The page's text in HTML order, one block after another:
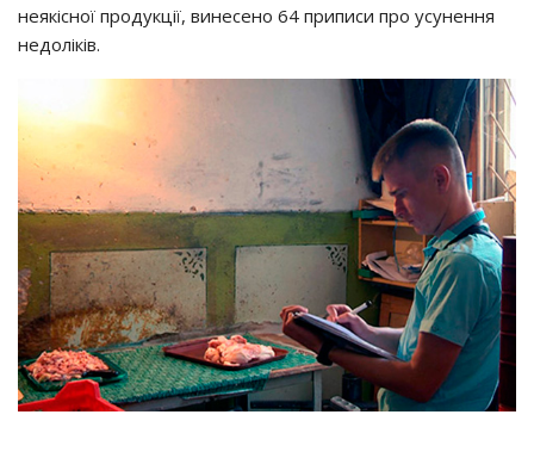
неякісної продукції, винесено 64 приписи про усунення
недоліків.